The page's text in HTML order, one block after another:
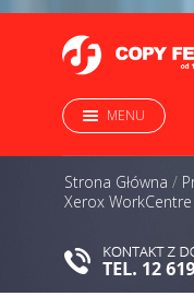
MENU
Strona Główna /
Xerox